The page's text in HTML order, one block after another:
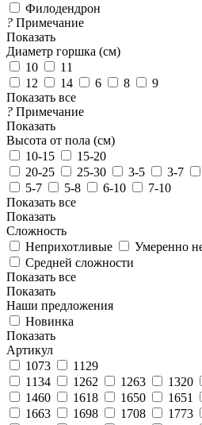
Филодендрон
? Примечание
Показать
Диаметр горшка (см)
10
11
12
14 6 8
9
Показать все
? Примечание
Показать
Высота от пола (см)
10-15
15-20
20-25
25-30 3-5 3-7
5-7
5-8 6-10
7-10
Показать все
Показать
Сложность
Неприхотливые
Умеренно
Средней сложности
Показать все
Показать
Наши предложения
Новинка
Показать
Артикул
1073
1129
1134
1262 1263 1320
1460
1618 1650 1651
1663
1698 1708 1773